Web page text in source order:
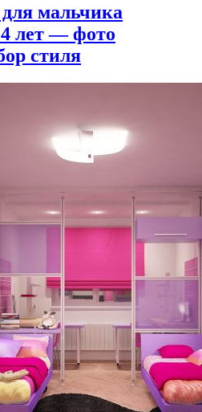
мальчика
лет — фото
стиля